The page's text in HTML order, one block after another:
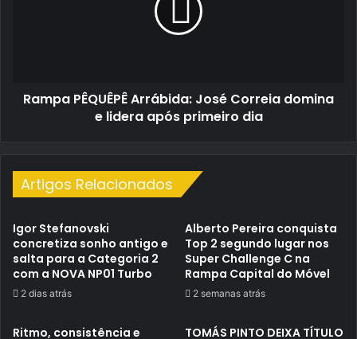
primeiro
Rampa PÊQUÊPÊ Arrábida: José Correia domina
e lidera após primeiro dia
Artigos Relacionados
Igor Stefanovski
concretiza sonho antigo e
salta para a Categoria 2
com a NOVA NP01 Turbo
2 dias atrás
Alberto Pereira conquista
Top 2 segundo lugar nos
Super Challenge C na
Rampa Capital do Móvel
2 semanas atrás
Ritmo, consistência e
TOMÁS PINTO DEIXA TÍTULO